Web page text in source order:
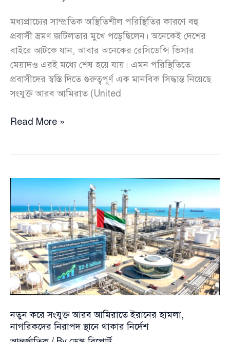
মধ্যপ্রাচ্যের সাম্প্রতিক অস্থিতিশীল পরিস্থিতির কারণে বহু
প্রবাসী ভ্রমণ জটিলতার মুখে পড়েছিলেন। অনেকেই দেশের
বাইরে আটকে যান, আবার অনেকের রেসিডেন্সি ভিসার
মেয়াদও এরই মধ্যে শেষ হয়ে যায়। এমন পরিস্থিতিতে
প্রবাসীদের স্বস্তি দিতে গুরুত্বপূর্ণ এক মানবিক সিদ্ধান্ত নিয়েছে
সংযুক্ত আরব আমিরাত (United
আটকে
বিশেষ
অনুমতি:
রেসিডেন্সি
ভিসা
শেষ
হলেও
আমিরাতে
ফিরতে
পারবো
ঘোষণা
আরব
Read More »
নতুন করে সংযুক্ত আরব আমিরাতে ইরানের হামলা,
নাগরিকদের নিরাপদ স্থানে থাকার নির্দেশ